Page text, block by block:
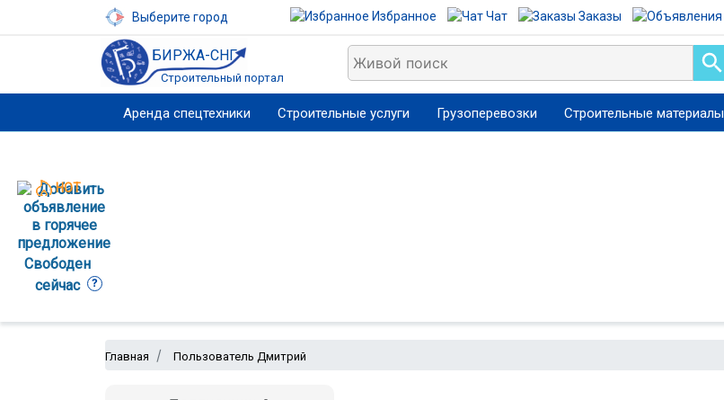
Выберите город Избранное Чат Заказы
БИРЖА-СНГ
Строительный портал
Аренда спецтехники Строительные услуги Грузоперевозки Строительные материалы
HOT
Свободен
сейчас
?
Главная Пользователь Дмитрий